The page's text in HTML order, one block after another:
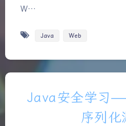
W…
Java Web
Java安全学习
序列化